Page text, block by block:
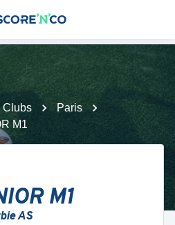
Clubs
Paris
M1
M1
AS